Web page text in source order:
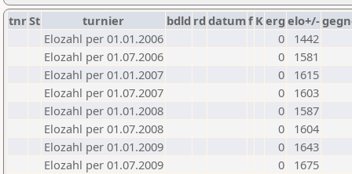
tnrSt turnier bdld rd datumf Kerg elo+/-
Elozahl per 01.01.2006
0
1442
Elozahl per 01.07.2006
0
1581
Elozahl per 01.01.2007
0
1615
Elozahl per 01.07.2007
0
1603
Elozahl per 01.01.2008
0
1587
Elozahl per 01.07.2008
0
1604
Elozahl per 01.01.2009
0
1643
Elozahl per 01.07.2009
0
1675